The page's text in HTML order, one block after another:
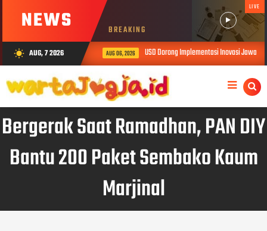
NEWS BREAKING
LIVE
wb_sunny AUG, 7 2026 AUG 06, 2026 USD Dorong Implementasi Inovasi
Bergerak Saat Ramadhan, PAN DIY
Bantu 200 Paket Sembako Kaum
Marjinal